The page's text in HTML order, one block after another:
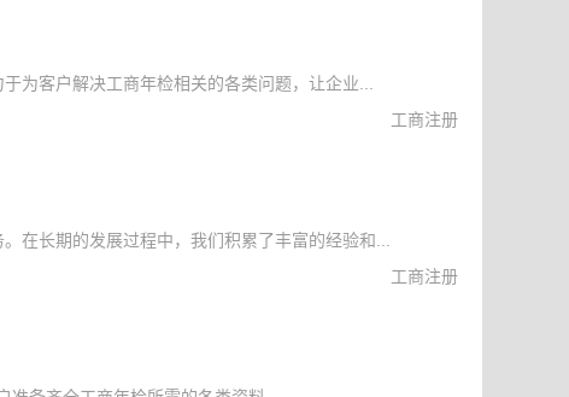
为客户解决工商年检相关的各类问题，让企业...
工商注册
在长期的发展过程中，我们积累了丰富的经验和...
工商注册